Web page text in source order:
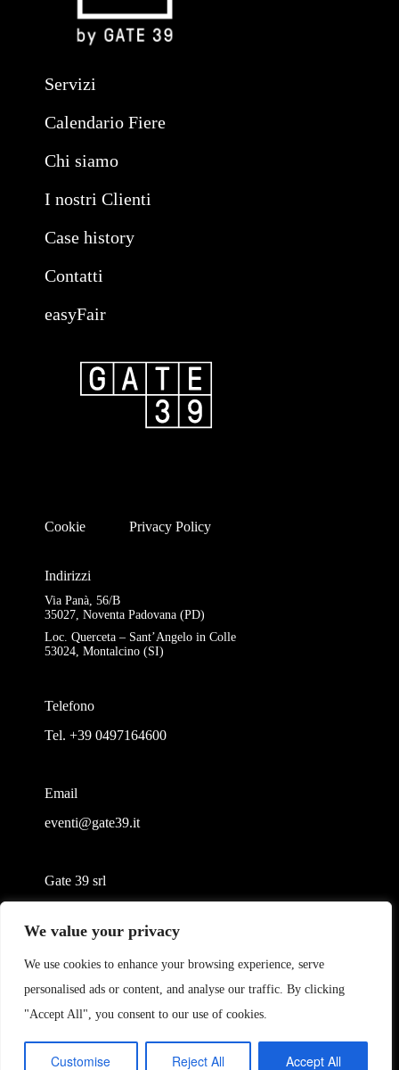
We value your privacy
We use cookies to enhance your browsing experience, serve
personalised ads or content, and analyse our traffic. By clicking
"Accept All", you consent to our use of cookies.
Customise Reject All Accept All
Servizi
Calendario Fiere
Chi siamo
I nostri Clienti
Case history
Contatti
easyFair
Cookie Privacy Policy
Gate 39 srl
P.Iva/CF 05384790282
Indirizzi
Via Panà, 56/B
35027, Noventa Padovana (PD)
Loc. Querceta – Sant’Angelo in Colle
53024, Montalcino (SI)
Telefono
Tel. +39 0497164600
Email
eventi@gate39.it